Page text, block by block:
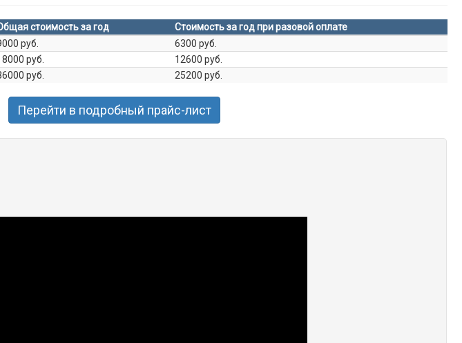
стоимость за год
Стоимость за год при разовой оплате
руб.
6300 руб.
руб.
12600 руб.
руб. 25200 руб.
Перейти в подробный прайс-лист